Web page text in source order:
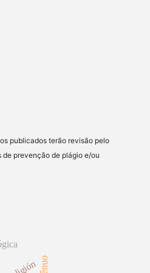
publicados terão revisão pelo
de prevenção de plágio e/ou